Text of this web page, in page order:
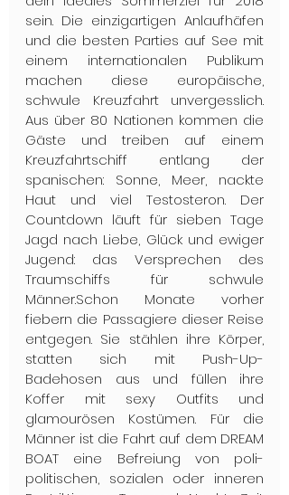
sein. Die einzigartigen Anlaufhäfen
und die besten Parties auf See mit
einem internationalen Publikum
machen diese europäische,
schwule Kreuzfahrt unvergesslich.
Aus über 80 Nationen kommen die
Gäste und treiben auf einem
Kreuzfahrtschiff entlang der
spanischen: Sonne, Meer, nackte
Haut und viel Testosteron. Der
Countdown läuft für sieben Tage
Jagd nach Liebe, Glück und ewiger
Jugend: das Versprechen des
Traumschiffs für schwule
Männer.Schon Monate vorher
fiebern die Passagiere dieser Reise
entgegen. Sie stählen ihre Körper,
statten sich mit Push-Up-
Badehosen aus und füllen ihre
Koffer mit sexy Outfits und
glamourösen Kostümen. Für die
Männer ist die Fahrt auf dem DREAM
BOAT eine Befreiung von poli-
politischen, sozialen oder inneren